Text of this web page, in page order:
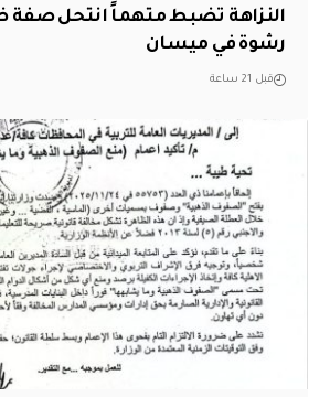
النزاهة تضبط متهماً انتحل
رشوة في ميسان
قبل 21 ساعة